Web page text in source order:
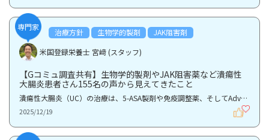
専門家
治療方針 生物学的製剤
JAK阻害剤
米国登録栄養士 宮﨑 (スタッフ)
【Gコミュ調査共有】生物学的製剤やJAK阻害薬など潰瘍性
大腸炎患者さん155名の声から見えてきたこと
潰瘍性大腸炎（UC）の治療は、5-ASA製剤や免疫調整薬、そしてAdvanced Therapy（AT：生物学的製剤やJAK...
2025/12/19